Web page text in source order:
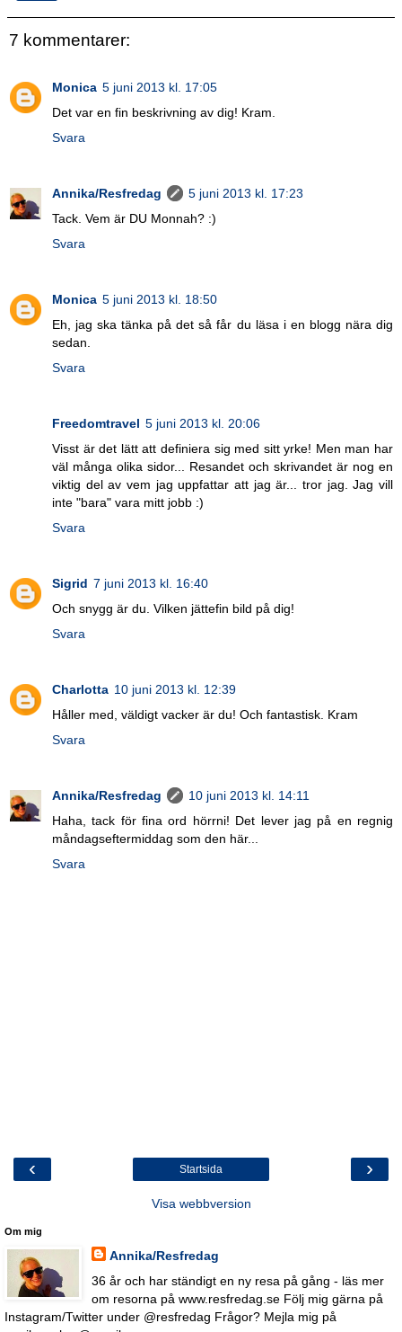
7 kommentarer:
Monica 5 juni 2013 kl. 17:05
Det var en fin beskrivning av dig! Kram.
Svara
Annika/Resfredag
5 juni 2013 kl. 17:23
Tack. Vem är DU Monnah? :)
Svara
Monica 5 juni 2013 kl. 18:50
Eh, jag ska tänka på det så får du läsa i en blogg nära dig
sedan.
Svara
Freedomtravel 5 juni 2013 kl. 20:06
Visst är det lätt att definiera sig med sitt yrke! Men man har
väl många olika sidor... Resandet och skrivandet är nog en
viktig del av vem jag uppfattar att jag är... tror jag. Jag vill
inte "bara" vara mitt jobb :)
Svara
Sigrid 7 juni 2013 kl. 16:40
Och snygg är du. Vilken jättefin bild på dig!
Svara
Charlotta 10 juni 2013 kl. 12:39
Håller med, väldigt vacker är du! Och fantastisk. Kram
Svara
Annika/Resfredag
10 juni 2013 kl. 14:11
Haha, tack för fina ord hörrni! Det lever jag på en regnig
måndagseftermiddag som den här...
Svara
‹ ›
Startsida
Visa webbversion
Om mig
Annika/Resfredag
36 år och har ständigt en ny resa på gång - läs mer
om resorna på www.resfredag.se Följ mig gärna på
Instagram/Twitter under @resfredag Frågor? Mejla mig på